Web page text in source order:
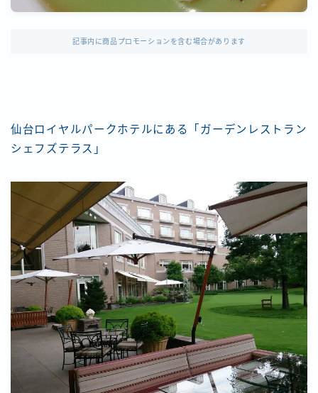
記事内に商品プロモーションを含む場合があります
仙台ロイヤルパークホテルにある「ガーデンレストラン
シェフズテラス」